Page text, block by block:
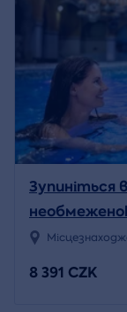
Зупиніться
8 391 CZK